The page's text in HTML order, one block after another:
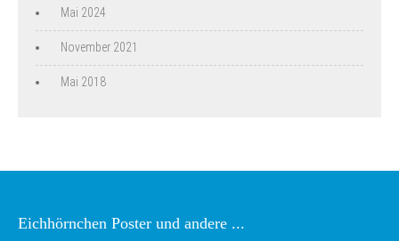
Mai 2024
November 2021
Mai 2018
Eichhörnchen Poster und andere ...